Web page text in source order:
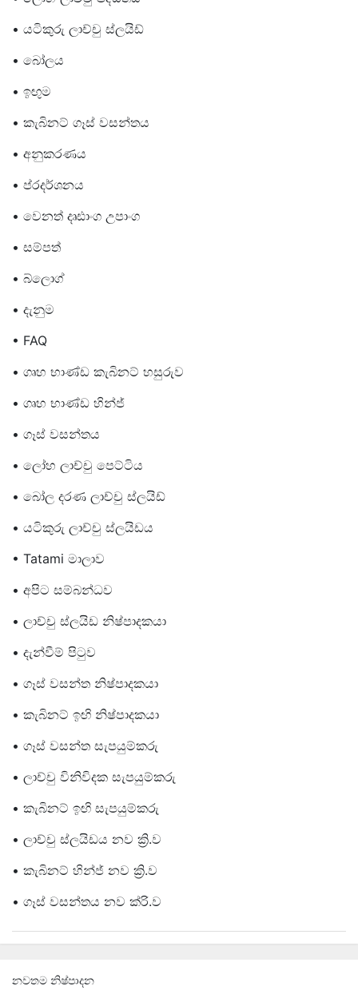
• යටිකුරු ලාච්චු ස්ලයිඩ්
• බෝලය
• ඉඟුම
• කැබිනට් ගෑස් වසන්තය
• අනුකරණය
• ප්රදර්ශනය
• වෙනත් දෘඪාංග උපාංග
• සම්පත්
• බ්ලොග්
• දැනුම
• FAQ
• ගෘහ භාණ්ඩ කැබිනට් හසුරුව
• ගෘහ භාණ්ඩ හින්ජ්
• ගෑස් වසන්තය
• ලෝහ ලාච්චු පෙට්ටිය
• බෝල දරණ ලාච්චු ස්ලයිඩ්
• යටිකුරු ලාච්චු ස්ලයිඩය
• Tatami මාලාව
• අපිට සම්බන්ධව
• ලාච්චු ස්ලයිඩ නිෂ්පාදකයා
• දැන්වීම් පිටුව
• ගෑස් වසන්ත නිෂ්පාදකයා
• කැබිනට් ඉඟි නිෂ්පාදකයා
• ගෑස් වසන්ත සැපයුම්කරු
• ලාච්චු විනිවිදක සැපයුම්කරු
• කැබිනට් ඉඟි සැපයුම්කරු
• ලාච්චු ස්ලයිඩය නව ක්‍රි.ව
• කැබිනට් හින්ජ් නව ක්‍රි.ව
• ගෑස් වසන්තය නව ක්රි.ව
නවතම නිෂ්පාදන